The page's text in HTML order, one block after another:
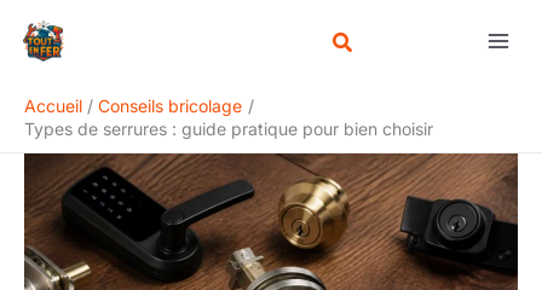
Accueil
Conseils bricolage
Types de serrures : guide pratique pour bien choisir